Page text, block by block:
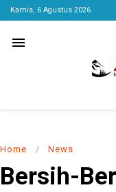
Kamis, 6 Agustus 2026
menu
Home / News
Bersih-